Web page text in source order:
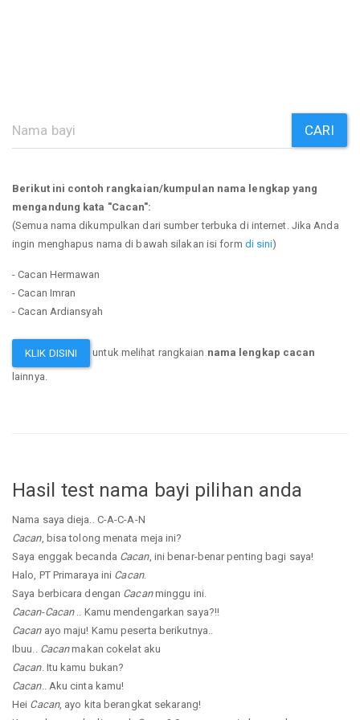
CARI
Berikut ini contoh rangkaian/kumpulan nama lengkap yang
mengandung kata "Cacan":
(Semua nama dikumpulkan dari sumber terbuka di internet. Jika Anda
ingin menghapus nama di bawah silakan isi form di sini)
- Cacan Hermawan
- Cacan Imran
- Cacan Ardiansyah
KLIK DISINI untuk melihat rangkaian nama lengkap cacan
lainnya.
Hasil test nama bayi pilihan anda
Nama saya dieja.. C-A-C-A-N
Cacan, bisa tolong menata meja ini?
Saya enggak becanda Cacan, ini benar-benar penting bagi saya!
Halo, PT Primaraya ini Cacan.
Saya berbicara dengan Cacanminggu ini.
Cacan-Cacan.. Kamu mendengarkan saya?!!
Cacanayo maju! Kamu peserta berikutnya..
Ibuu.. Cacanmakan cokelat aku
Cacan. Itu kamu bukan?
Cacan.. Aku cinta kamu!
Hei Cacan, ayo kita berangkat sekarang!